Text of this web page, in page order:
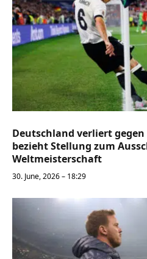
Deutschland verliert gegen
bezieht Stellung zum
Weltmeisterschaft
30. June, 2026 – 18:29